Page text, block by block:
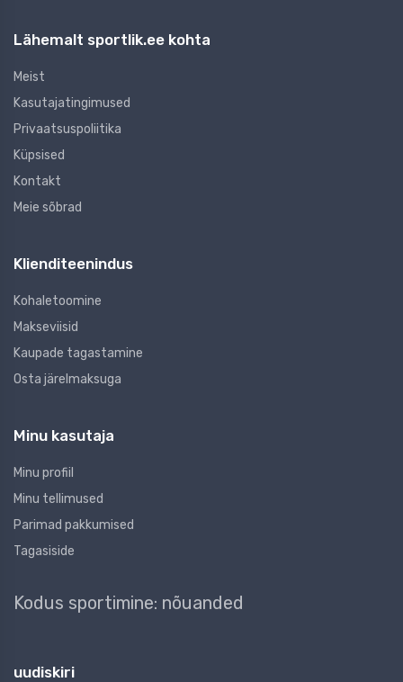
Lähemalt sportlik.ee kohta
Meist
Kasutajatingimused
Privaatsuspoliitika
Küpsised
Kontakt
Meie sõbrad
Klienditeenindus
Kohaletoomine
Makseviisid
Kaupade tagastamine
Osta järelmaksuga
Minu kasutaja
Minu profiil
Minu tellimused
Parimad pakkumised
Tagasiside
Kodus sportimine: nõuanded
uudiskiri